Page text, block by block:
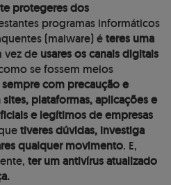
protegeres dos
programas informáticos
(malware) éteres uma
vez de usares os canais digitais
se fossem meios
sempre com precaução e
plataformas, aplicações e
e legítimos de empresas
tiveres dúvidas, investiga
qualquer movimento. E,
ter um antivírus atualizado